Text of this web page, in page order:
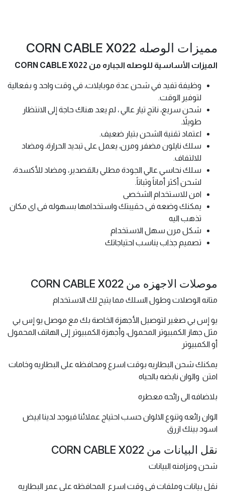
مميزات الوصله CORN CABLE X022
الميزات الأساسية للوصله الجباره من CORN CABLE X022
وظيفة تفيد في شحن عدة موبايلات، في وقت واحد و بفعالية
لتوفير الوقت.
شحن سريع، ناتج تيار عالي ، لم يعد هناك حاجة إلى الانتظار
طويلاً.
اعتماد تقنية الشحن بتيار ضعيف.
سلك نايلون مضفر ومرن، يعمل على تبديد الحرارة، ومضاد
للالتفاف.
سلك نحاسي عالي الجودة مطلي بالقصدير، ومضاد للأكسدة،
لشحن أكثر أماناً وثباتاً.
امن للاستخدام الشخصى
يمكنك وضعه فى حقيبتك واستخدامها بسهوله فى اى مكان
تذهب اليه
شكل مرن سهل الاستخدام
تصميم جذاب يناسب احتياجاتك
موصلات الاجهزه من CORN CABLE X022
متانه الوصلات وطول السلك مما يتيح لك الاستخدام
يو إس بي صغير لتوصيل الأجهزة الخاصة بك مع موصل يو إس بي
مثل جهاز الكمبيوتر المحمول، وأجهزة الكمبيوتر إلى الهاتف المحمول
أو الكمبيوتر
يمكنك شحن البطاريه بوقت اسرع ومحافظه على البطاريه وخامات
امتن والوان نابضه بالحياه
بلاضافه الى رائحه معطره
الوان رائعه وتنوع الالوان حسب احتياج عملائنا فيوجد لدينا ابيض
اسود بينك ازرق
نقل البيانات من CORN CABLE X022
شحن ومزامنه البيانات
نقل بيانات وملفات فى وقت اسرع المحافظه على عمر البطاريه